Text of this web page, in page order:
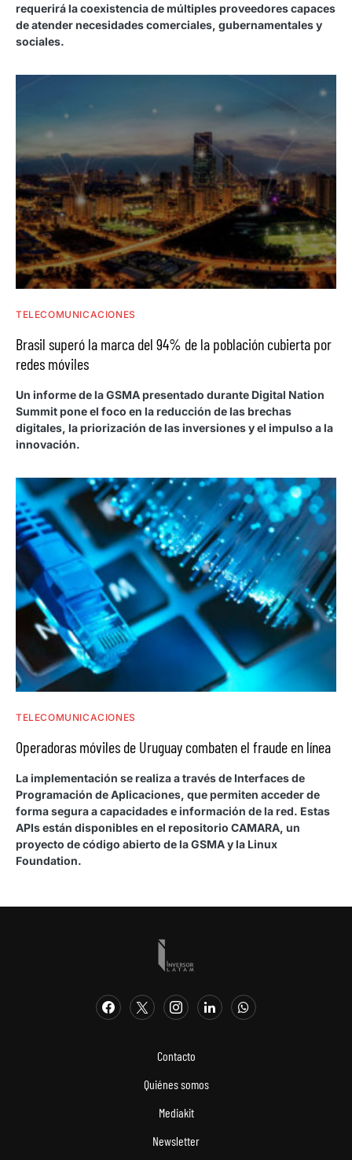
requerirá la coexistencia de múltiples proveedores capaces
de atender necesidades comerciales, gubernamentales y
sociales.
TELECOMUNICACIONES
Brasil superó la marca del 94% de la población cubierta por
redes móviles
Un informe de la GSMA presentado durante Digital Nation
Summit pone el foco en la reducción de las brechas
digitales, la priorización de las inversiones y el impulso a la
innovación.
TELECOMUNICACIONES
Operadoras móviles de Uruguay combaten el fraude en línea
La implementación se realiza a través de Interfaces de
Programación de Aplicaciones, que permiten acceder de
forma segura a capacidades e información de la red. Estas
APIs están disponibles en el repositorio CAMARA, un
proyecto de código abierto de la GSMA y la Linux
Foundation.
Contacto
Quiénes somos
Mediakit
Newsletter